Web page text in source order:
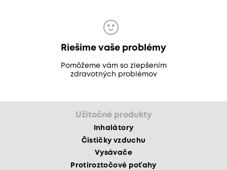
Riešime vaše problémy
Pomôžeme vám so zlepšením
zdravotných problémov
Užitočné produkty
Inhalátory
Čističky vzduchu
Vysávače
Protiroztočové poťahy